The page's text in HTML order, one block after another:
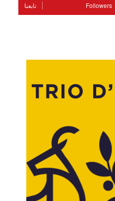
Followers تابعنا